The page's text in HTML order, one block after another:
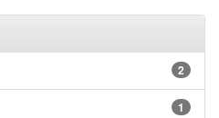
2
1